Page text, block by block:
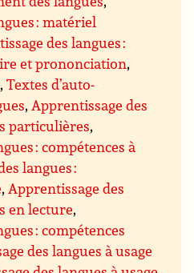
: matériel
des langues :
et prononciation,
,Textes d’auto-
,Apprentissage des
particulières,
: compétences à
langues :
,Apprentissage des
en lecture,
: compétences
des langues à usage